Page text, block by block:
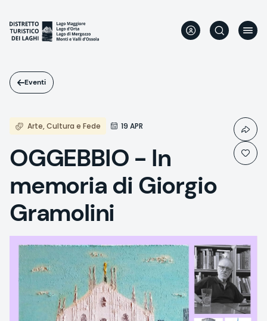
contenuto
principale
Eventi
Arte, Cultura e Fede 19 APR
OGGEBBIO - In
memoria di Giorgio
Gramolini